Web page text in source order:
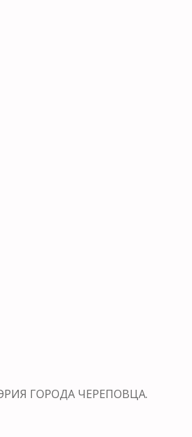
ГОРОДА ЧЕРЕПОВЦА.